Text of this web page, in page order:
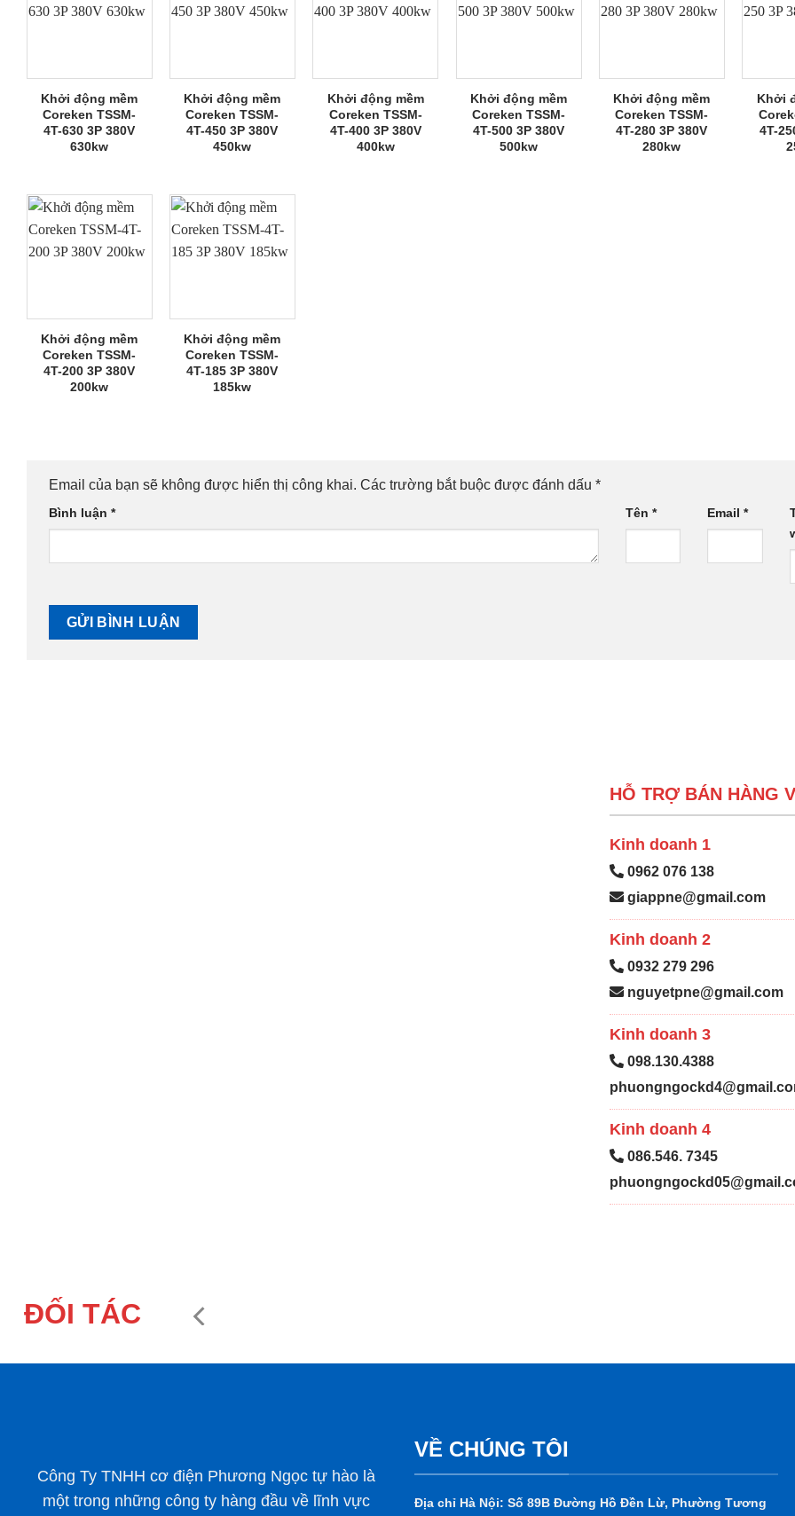
Khởi động mềm
Coreken TSSM-
4T-630 3P 380V
630kw
Khởi động mềm
Coreken TSSM-
4T-450 3P 380V
450kw
Khởi động mềm
Coreken TSSM-
4T-400 3P 380V
400kw
Khởi động mềm
Coreken TSSM-
4T-500 3P 380V
500kw
Khởi động mềm
Coreken TSSM-
4T-280 3P 380V
280kw
Khởi
4T-
Khởi động mềm
Coreken TSSM-
4T-200 3P 380V
200kw
Khởi động mềm
Coreken TSSM-
4T-185 3P 380V
185kw
Email của bạn sẽ không được hiển thị công khai. Các trường bắt buộc được đánh dấu *
Bình luận * Tên * Email*
HỖ TRỢ BÁN HÀNG
Kinh doanh 1
0962 076 138
giappne@gmail.com
Kinh doanh 2
0932 279 296
nguyetpne@gmail.com
Kinh doanh 3
098.130.4388
Kinh doanh 4
086.546. 7345
ĐỐI TÁC
Công Ty TNHH cơ điện Phương Ngọc tự hào là
một trong những công ty hàng đầu về lĩnh vực
VỀ CHÚNG TÔI
Địa chỉ Hà Nội: Số 89B Đường Hồ Đền Lừ, Phường Tương